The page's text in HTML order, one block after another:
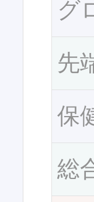
グ
先
保
総